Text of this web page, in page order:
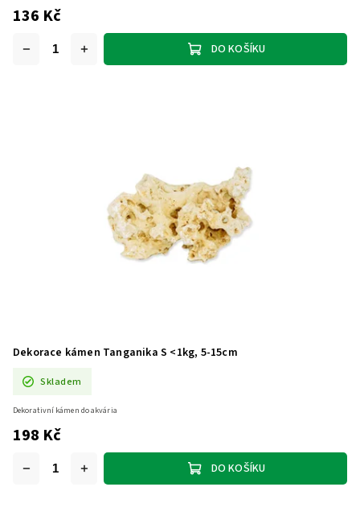
136 Kč
DO KOŠÍKU
Dekorace kámen Tanganika S <1kg, 5-15cm
Skladem
198 Kč
DO KOŠÍKU
Dekorativní kámen do akvária